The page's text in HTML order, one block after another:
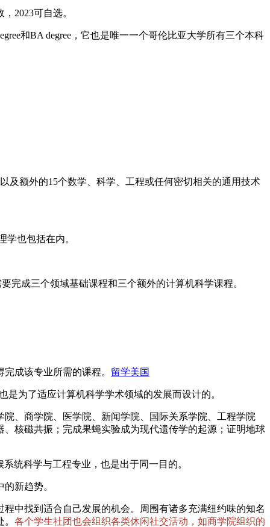
2023可自选。
和BA degree，它也是唯一一个哥伦比亚大学所有三个本科
及额外的15个数学、科学、工程或任何密切相关的通用技术
学也包括在内。
完成三个领域基础课程和三个额外的计算机科学课程。
成该专业所需的课程。 留学美国
为了适应计算机科学学术领域的发展而设计的。
、商学院、医学院、新闻学院、国际关系学院、工程学院
核磁共振；完成果蝇实验成为现代遗传学的起源；证明地球
统科学与工程专业，也是出于同一目的。
新趋势。
中找到适合自己发展的机会。周围有诸多充满纽约味的知名
各个学生社团也会组织各类休闲社交活动，如商学院组织的